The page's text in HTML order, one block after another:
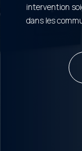
intervention
dans les